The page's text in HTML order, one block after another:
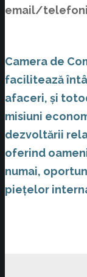
email/
Camera de
facilitează
afaceri, și
misiuni
dezvoltării
oferind
numai,
piețelor